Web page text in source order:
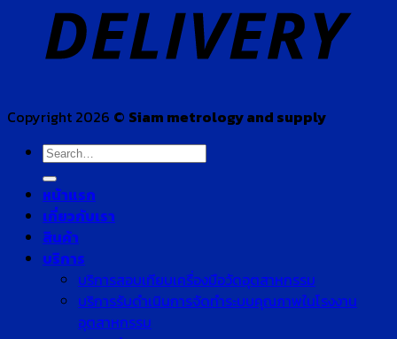
Copyright 2026 © Siam metrology and supply
Search
for:
หน้าแรก
เกี่ยวกับเรา
สินค้า
บริการ
บริการสอบเทียบเครื่องมือวัดอุตสาหกรรม
บริการรับดำเนินการจัดทำระบบคุณภาพในโรงงาน
อุตสาหกรรม